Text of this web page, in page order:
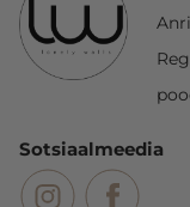
Sotsiaalmeedia